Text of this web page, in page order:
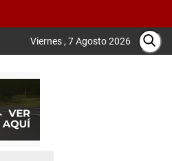
Viernes , 7 Agosto 2026